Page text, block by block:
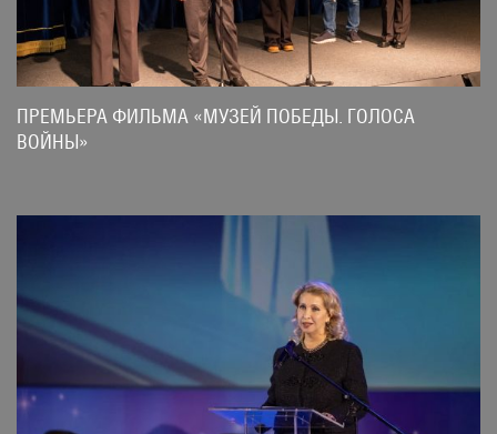
ПРЕМЬЕРА ФИЛЬМА «МУЗЕЙ ПОБЕДЫ. ГОЛОСА
ВОЙНЫ»